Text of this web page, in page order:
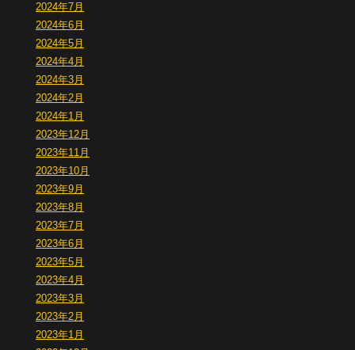
2024年7月
2024年6月
2024年5月
2024年4月
2024年3月
2024年2月
2024年1月
2023年12月
2023年11月
2023年10月
2023年9月
2023年8月
2023年7月
2023年6月
2023年5月
2023年4月
2023年3月
2023年2月
2023年1月